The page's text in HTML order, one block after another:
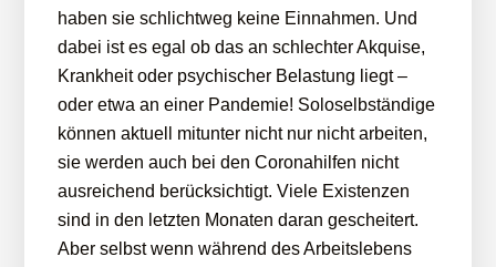
haben sie schlichtweg keine Einnahmen. Und
dabei ist es egal ob das an schlechter Akquise,
Krankheit oder psychischer Belastung liegt –
oder etwa an einer Pandemie! Soloselbständige
können aktuell mitunter nicht nur nicht arbeiten,
sie werden auch bei den Coronahilfen nicht
ausreichend berücksichtigt. Viele Existenzen
sind in den letzten Monaten daran gescheitert.
Aber selbst wenn während des Arbeitslebens